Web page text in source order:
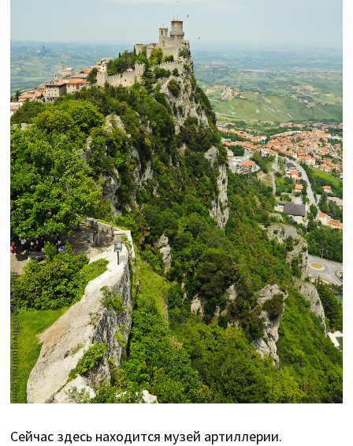
Сейчас здесь находится музей артиллерии.